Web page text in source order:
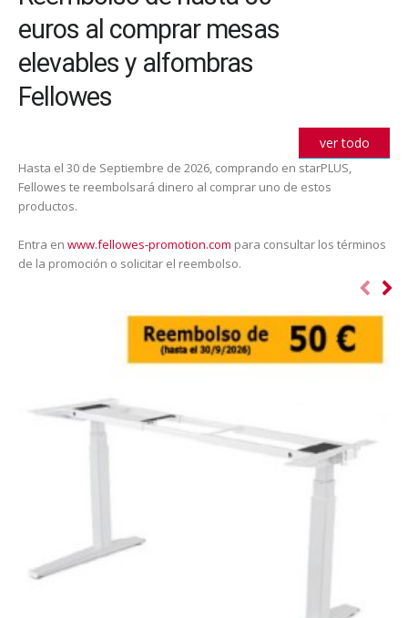
euros al comprar mesas
elevables y alfombras
Fellowes
ver todo
Hasta el 30 de Septiembre de 2026, comprando en starPLUS,
Fellowes te reembolsará dinero al comprar uno de estos
productos.
Entra en www.fellowes-promotion.com para consultar los términos
de la promoción o solicitar el reembolso.